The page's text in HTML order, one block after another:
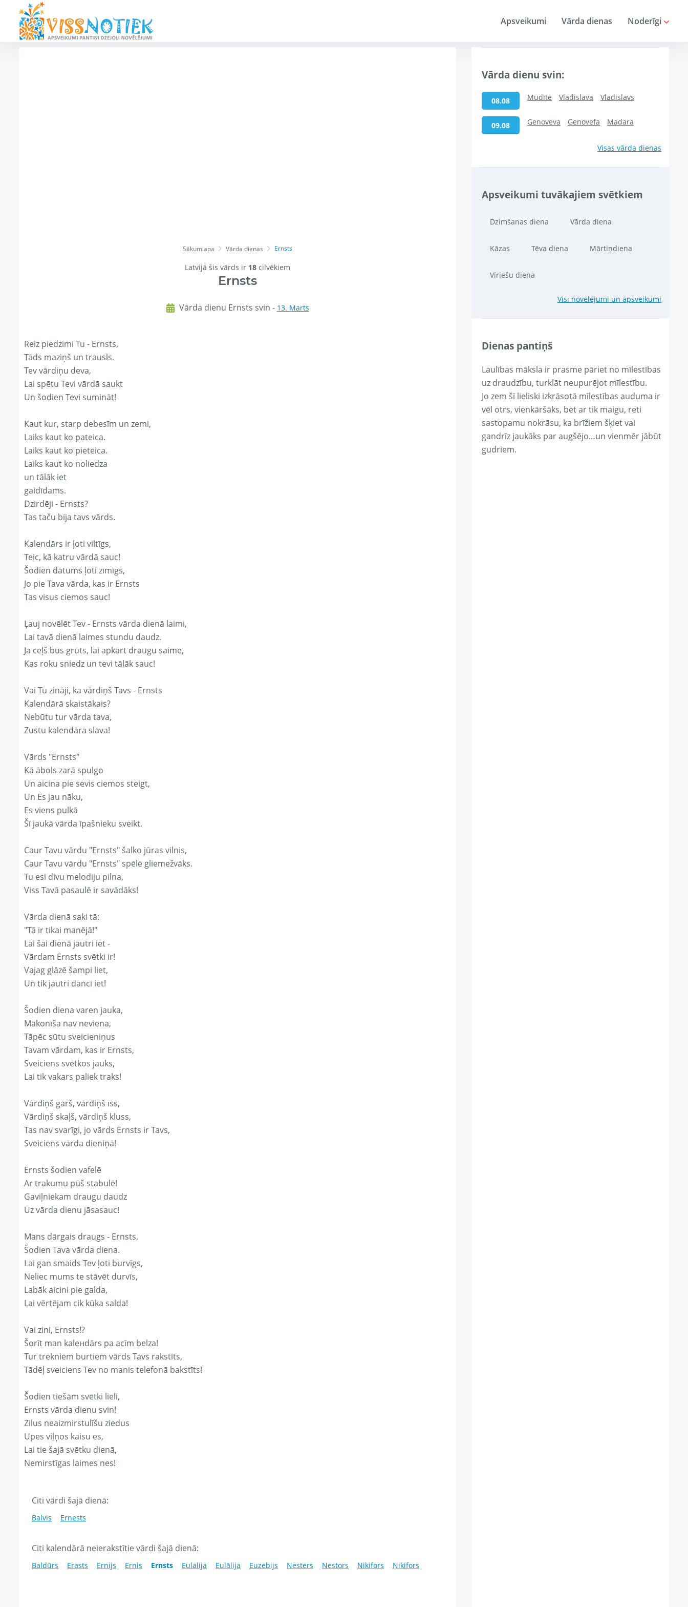
Apsveikumi Vārda dienas Noderīgi
Sākumlapa Vārda dienas Ernsts
Latvijā šis vārds ir 18 cilvēkiem
Ernsts
Vārda dienu Ernsts svin - 13. Marts
Reiz piedzimi Tu - Ernsts,
Tāds maziņš un trausls.
Tev vārdiņu deva,
Lai spētu Tevi vārdā saukt
Un šodien Tevi sumināt!
Kaut kur, starp debesīm un zemi,
Laiks kaut ko pateica.
Laiks kaut ko pieteica.
Laiks kaut ko noliedza
un tālāk iet
gaidīdams.
Dzirdēji - Ernsts?
Tas taču bija tavs vārds.
Kalendārs ir ļoti viltīgs,
Teic, kā katru vārdā sauc!
Šodien datums ļoti zīmīgs,
Jo pie Tava vārda, kas ir Ernsts
Tas visus ciemos sauc!
Ļauj novēlēt Tev - Ernsts vārda dienā laimi,
Lai tavā dienā laimes stundu daudz.
Ja ceļš būs grūts, lai apkārt draugu saime,
Kas roku sniedz un tevi tālāk sauc!
Vai Tu zināji, ka vārdiņš Tavs - Ernsts
Kalendārā skaistākais?
Nebūtu tur vārda tava,
Zustu kalendāra slava!
Vārds "Ernsts"
Kā ābols zarā spulgo
Un aicina pie sevis ciemos steigt,
Un Es jau nāku,
Es viens pulkā
Šī jaukā vārda īpašnieku sveikt.
Caur Tavu vārdu "Ernsts" šalko jūras vilnis,
Caur Tavu vārdu "Ernsts" spēlē gliemežvāks.
Tu esi divu melodiju pilna,
Viss Tavā pasaulē ir savādāks!
Vārda dienā saki tā:
"Tā ir tikai manējā!"
Lai šai dienā jautri iet -
Vārdam Ernsts svētki ir!
Vajag glāzē šampi liet,
Un tik jautri dancī iet!
Šodien diena varen jauka,
Mākonīša nav neviena,
Tāpēc sūtu sveicieniņus
Tavam vārdam, kas ir Ernsts,
Sveiciens svētkos jauks,
Lai tik vakars paliek traks!
Vārdiņš garš, vārdiņš īss,
Vārdiņš skaļš, vārdiņš kluss,
Tas nav svarīgi, jo vārds Ernsts ir Tavs,
Sveiciens vārda dieniņā!
Ernsts šodien vafelē
Ar trakumu pūš stabulē!
Gaviļniekam draugu daudz
Uz vārda dienu jāsasauc!
Mans dārgais draugs - Ernsts,
Šodien Tava vārda diena.
Lai gan smaids Tev ļoti burvīgs,
Neliec mums te stāvēt durvīs,
Labāk aicini pie galda,
Lai vērtējam cik kūka salda!
Vai zini, Ernsts!?
Šorīt man kaleнdārs pa acīm belza!
Tur trekniem burtiem vārds Tavs rakstīts,
Tādēļ sveiciens Tev no manis telefonā bakstīts!
Šodien tiešām svētki lieli,
Ernsts vārda dienu svin!
Zilus neaizmirstulīšu ziedus
Upes viļņos kaisu es,
Lai tie šajā svētku dienā,
Nemirstīgas laimes nes!
Citi vārdi šajā dienā:
Balvis Ernests
Citi kalendārā neierakstītie vārdi šajā dienā:
Baldūrs Erasts Ernijs Ernis Ernsts Eulalija Eulālija Euzebijs Nesters Nestors Nikifors Ņikifors
Vārda dienu svin:
08.08 Mudīte Vladislava Vladislavs
09.08 Genoveva Genovefa Madara
Visas vārda dienas
Apsveikumi tuvākajiem svētkiem
Dzimšanas diena Vārda diena
Kāzas Tēva diena Mārtiņdiena
Vīriešu diena
Visi novēlējumi un apsveikumi
Dienas pantiņš
Laulības māksla ir prasme pāriet no mīlestības
uz draudzību, turklāt neupurējot mīlestību.
Jo zem šī lieliski izkrāsotā mīlestības auduma ir
vēl otrs, vienkāršāks, bet ar tik maigu, reti
sastopamu nokrāsu, ka brīžiem šķiet vai
gandrīz jaukāks par augšējo…un vienmēr jābūt
gudriem.